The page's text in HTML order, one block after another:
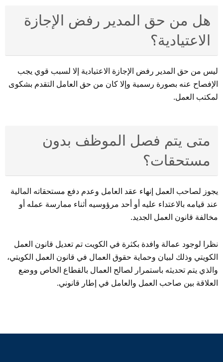
هل من حق المدير رفض الإجازة
الاعتيادية؟
ليس من حق المدير رفض الإجازة الاعتيادية إلا لسبب قوي يجب
الإفصاح عنه بصورة رسمية وإلا كان من حق العامل التقدم بشكوى
لمكتب العمل.
متى يتم فصل الموظف بدون
مستحقات؟
يجوز لصاحب العمل إنهاء عقد العامل وعدم دفع مستحقاته المالية
عند قيامه بالاعتداء عليه أو أحد مرؤوسيه أثناء ممارسة عمله أو
مخالفة قانون العمل الجديد.
نظرا لوجود عمالة وافدة بكثرة في الكويت تم تعديل قانون العمل
الكويتي وذلك لبيان وحماية حقوق العمال في قانون العمل الكويتي،
والذي يتم تحديثه باستمرار لصالح العمال بالقطاع الخاص ووضع
العلاقة بين صاحب العمل والعامل في إطار قانوني.